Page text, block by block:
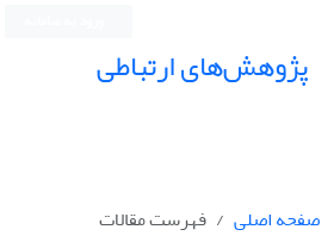
پژوهش‌های ارتباطی
صفحه اصلی
فهرست مقالات